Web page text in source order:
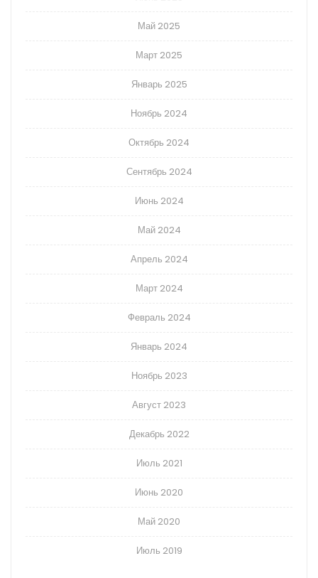
Май 2025
Март 2025
Январь 2025
Ноябрь 2024
Октябрь 2024
Сентябрь 2024
Июнь 2024
Май 2024
Апрель 2024
Март 2024
Февраль 2024
Январь 2024
Ноябрь 2023
Август 2023
Декабрь 2022
Июль 2021
Июнь 2020
Май 2020
Июль 2019